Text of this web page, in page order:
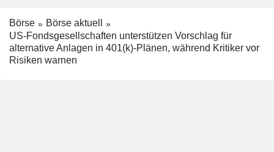
Börse
Börse aktuell
US-Fondsgesellschaften unterstützen Vorschlag für
alternative Anlagen in 401(k)-Plänen, während Kritiker vor
Risiken warnen